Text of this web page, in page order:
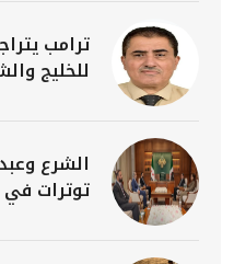
ترامب
للخليج
الشرع
توترات